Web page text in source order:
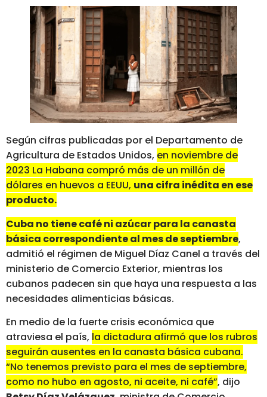
Según cifras publicadas por el Departamento de
Agricultura de Estados Unidos, en noviembre de
2023 La Habana compró más de un millón de
dólares en huevos a EEUU, una cifra inédita en ese
producto.
Cuba no tiene café ni azúcar para la canasta
básica correspondiente al mes de septiembre,
admitió el régimen de Miguel Díaz Canel a través del
ministerio de Comercio Exterior, mientras los
cubanos padecen sin que haya una respuesta a las
necesidades alimenticias básicas.
En medio de la fuerte crisis económica que
atraviesa el país, la dictadura afirmó que los rubros
seguirán ausentes en la canasta básica cubana.
“No tenemos previsto para el mes de septiembre,
como no hubo en agosto, ni aceite, ni café”, dijo